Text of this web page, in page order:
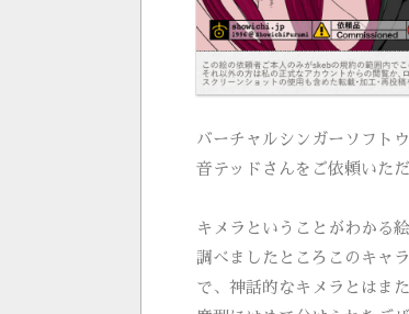
バーチャルシンガーソフト
音テッドさんをご依頼いただ
キメラということがわかる
調べましたところこのキャ
で、神話的なキメラとはま